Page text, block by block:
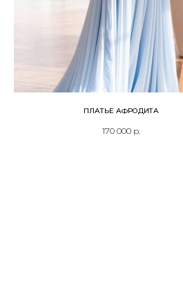
ПЛАТЬЕ АФРОДИТА
170 000 р.